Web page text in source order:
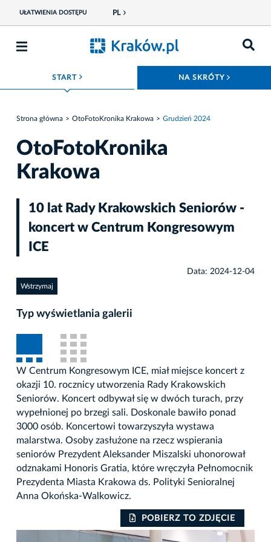
UŁATWIENIA DOSTĘPU PL
START ROZWIŃ MENU NA SKRÓTY
Strona główna OtoFotoKronika Krakowa Grudzień 2024
OtoFotoKronika
Krakowa
10 lat Rady Krakowskich Seniorów -
koncert w Centrum Kongresowym
ICE
Data: 2024-12-04
Wstrzymaj
Typ wyświetlania galerii
W Centrum Kongresowym ICE, miał miejsce koncert z
okazji 10. rocznicy utworzenia Rady Krakowskich
Seniorów. Koncert odbywał się w dwóch turach, przy
wypełnionej po brzegi sali. Doskonale bawiło ponad
3000 osób. Koncertowi towarzyszyła wystawa
malarstwa. Osoby zasłużone na rzecz wspierania
seniorów Prezydent Aleksander Miszalski uhonorował
odznakami Honoris Gratia, które wręczyła Pełnomocnik
Prezydenta Miasta Krakowa ds. Polityki Senioralnej
Anna Okońska-Walkowicz.
POBIERZ TO ZDJĘCIE